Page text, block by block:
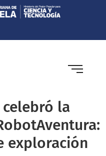
celebró la
exploración